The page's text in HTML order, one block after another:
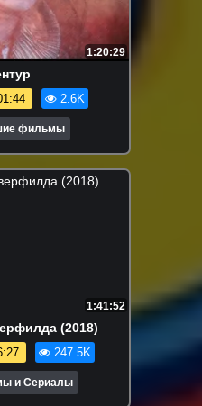
1:20:29
2.6K
фильмы
1:41:52
(2018)
247.5K
и Сериалы